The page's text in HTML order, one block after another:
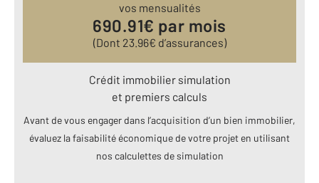
vos mensualités
690.91€ par mois
(Dont 23.96€ d’assurances)
Crédit immobilier simulation
et premiers calculs
Avant de vous engager dans l’acquisition d’un bien immobilier,
évaluez la faisabilité économique de votre projet en utilisant
nos calculettes de simulation